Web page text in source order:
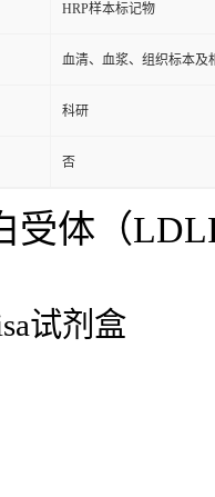
HRP样本标记物
血清、血浆、组织标本及
科研
否
受体（
试剂盒